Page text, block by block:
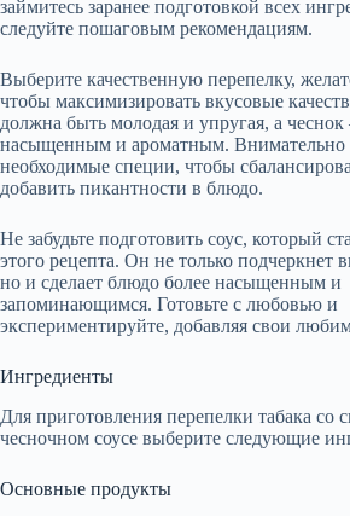
займитесь заранее подготовкой всех
следуйте пошаговым рекомендациям.
Выберите качественную перепелку,
чтобы максимизировать вкусовые
должна быть молодая и упругая, а
насыщенным и ароматным. Внимательно
необходимые специи, чтобы
добавить пикантности в блюдо.
Не забудьте подготовить соус, который
этого рецепта. Он не только подчеркнет
но и сделает блюдо более насыщенным и
запоминающимся. Готовьте с любовью и
экспериментируйте, добавляя свои
Ингредиенты
Для приготовления перепелки табака со
чесночном соусе выберите следующие
Основные продукты